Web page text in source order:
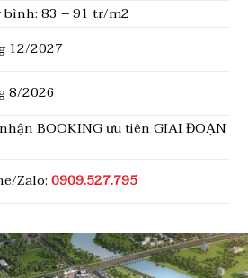
bình: 83 – 91 tr/m2
12/2027
8/2026
BOOKING ưu tiên GIAI ĐOẠN
Zalo:0909.527.795